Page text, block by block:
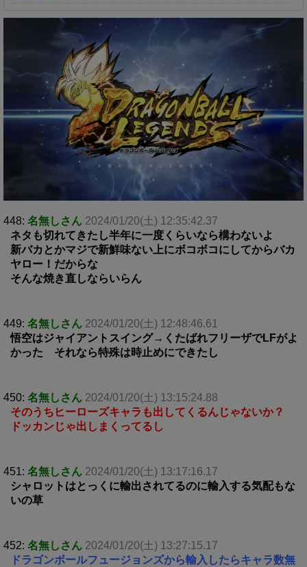
448: 名無しさん 2024/01/20(土) 12:35:42.37
ネタも切れてきたし半年に一度くらいなら構わないよ
新バカとかマジで新鮮味ない上にボコボコにしてからバカ
ヤロー！だからな
そんな焼き直しならいらん
449: 名無しさん 2024/01/20(土) 12:48:46.61
悟空はジャイアントスイング→くたばれフリーザでLFがよ
かった それなら特殊は時止めにできたし
450: 名無しさん 2024/01/20(土) 13:15:24.88
そのうちヒーローズキャラも出してくるんじゃないか？
ドッカンじゃ出しまくってるし
451: 名無しさん 2024/01/20(土) 13:17:16.17
シャロットはとっくに輸出されてるのに輸入する気配もな
いの草
452: 名無しさん 2024/01/20(土) 13:27:15.17
ドラゴンボールフュージョンズから輸入したらキャラ数無